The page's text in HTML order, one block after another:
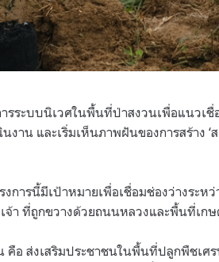
ารระบบนิเวศในพื้นที่ป่าสงวนเพื่อแนวเ
งาน และเริ่มเห็นภาพฝันของการสร้าง
การนี้มีเป้าหมายเพื่อเชื่อมช่องว่างระห
จ้า ที่ถูกขวางด้วยถนนหลวงและพื้นที่เก
คือ ส่งเสริมประชาชนในพื้นที่ปลูกพืชเศ